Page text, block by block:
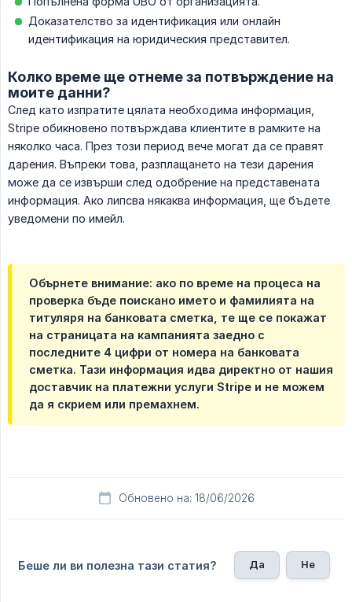
Доказателство за идентификация или онлайн
идентификация на юридическия представител.
Колко време ще отнеме за потвърждение на
моите данни?
След като изпратите цялата необходима информация,
Stripe обикновено потвърждава клиентите в рамките на
няколко часа. През този период вече могат да се правят
дарения. Въпреки това, разплащането на тези дарения
може да се извърши след одобрение на представената
информация. Ако липсва някаква информация, ще бъдете
уведомени по имейл.
Обърнете внимание: ако по време на процеса на
проверка бъде поискано името и фамилията на
титуляря на банковата сметка, те ще се покажат
на страницата на кампанията заедно с
последните 4 цифри от номера на банковата
сметка. Тази информация идва директно от нашия
доставчик на платежни услуги Stripe и не можем
да я скрием или премахнем.
Обновено на: 18/06/2026
Беше ли ви полезна тази статия? Да Не